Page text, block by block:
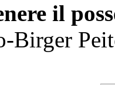
il
Birger